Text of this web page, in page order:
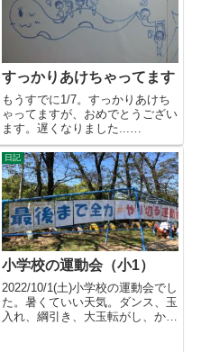
すっかりあけちゃってます
もうすでに1/7。すっかりあけち
ゃってますが、おめでとうござい
ます。遅くなりました...
（^_^；） そして、七草買い忘...
日記
小学校の運動会（小1）
2022/10/1(土)小学校の運動会でし
た。暑くていい天気。ダンス、玉
入れ、綱引き、大玉転がし、かけ